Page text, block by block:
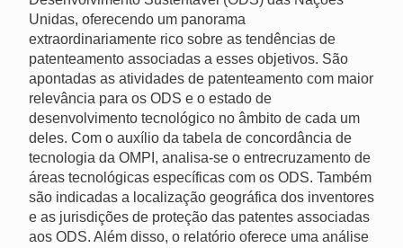
Unidas, oferecendo um panorama
extraordinariamente rico sobre as tendências de
patenteamento associadas a esses objetivos. São
apontadas as atividades de patenteamento com maior
relevância para os ODS e o estado de
desenvolvimento tecnológico no âmbito de cada um
deles. Com o auxílio da tabela de concordância de
tecnologia da OMPI, analisa-se o entrecruzamento de
áreas tecnológicas específicas com os ODS. Também
são indicadas a localização geográfica dos inventores
e as jurisdições de proteção das patentes associadas
aos ODS. Além disso, o relatório oferece uma análise